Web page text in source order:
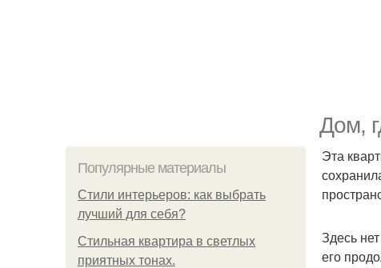
Дом,
Популярные материалы
Стили интерьеров: как выбрать
лучший для себя?
Стильная квартира в светлых
приятных тонах.
Эта
Здесь
его